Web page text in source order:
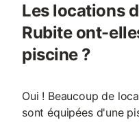
Les locations
Rubite ont-
piscine ?
Oui ! Beaucoup de
sont équipées d'une